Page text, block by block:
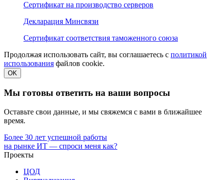
Сертификат на производство серверов
Декларация Минсвязи
Сертификат соответствия таможенного союза
Продолжая использовать сайт, вы соглашаетесь с политикой
использования файлов cookie.
OK
Мы готовы ответить на ваши вопросы
Оставьте свои данные, и мы свяжемся с вами в ближайшее
время.
Более 30 лет успешной работы
на рынке ИТ — спроси меня как?
Проекты
ЦОД